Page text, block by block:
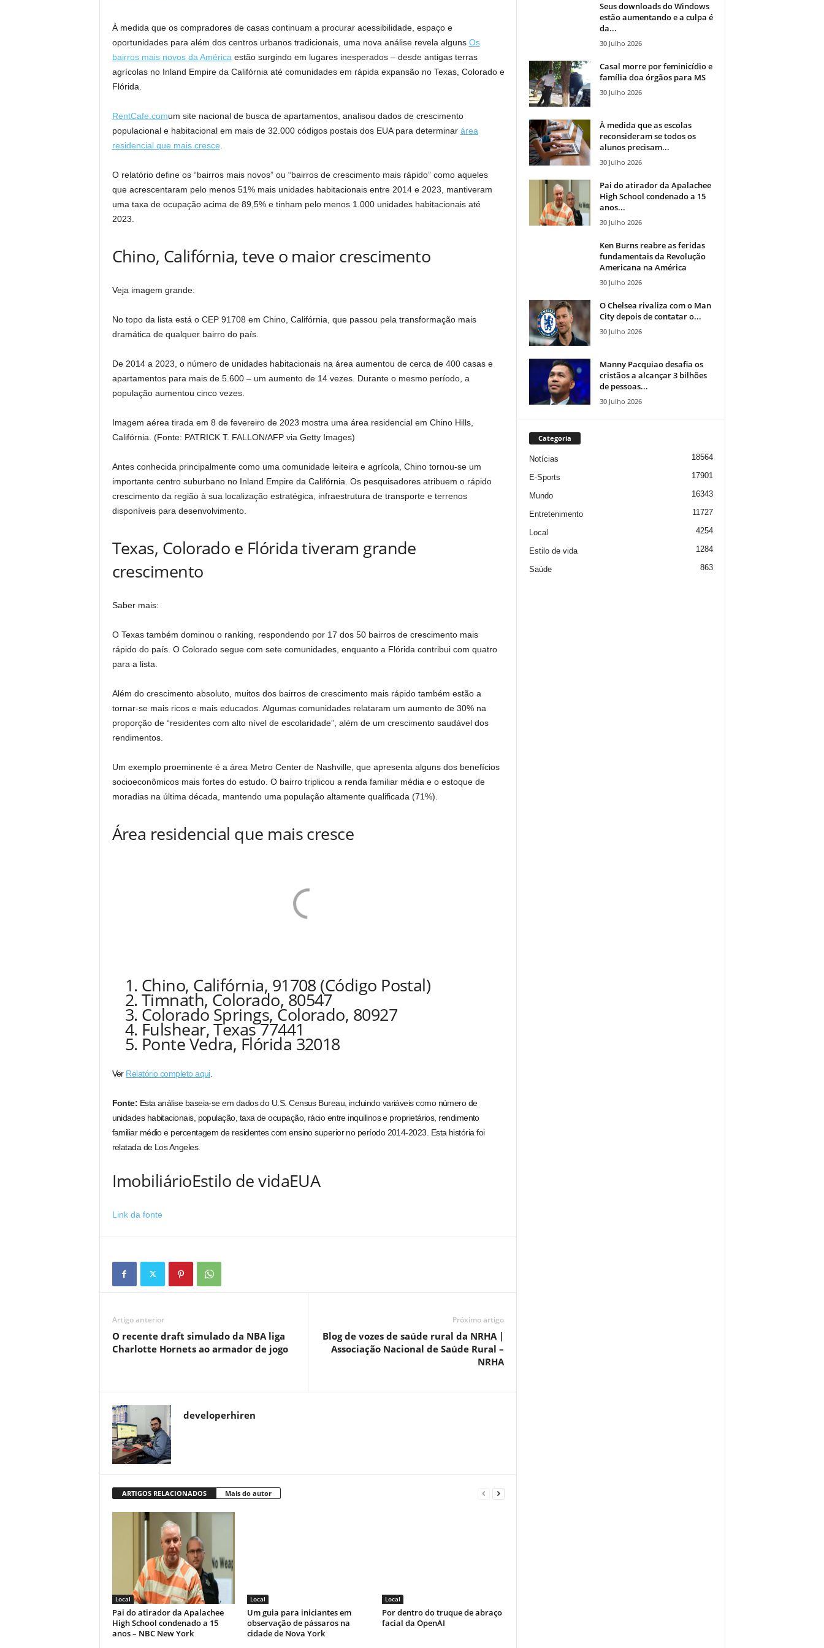
À medida que os compradores de casas continuam a procurar acessibilidade, espaço e
oportunidades para além dos centros urbanos tradicionais, uma nova análise revela alguns Os
bairros mais novos da América estão surgindo em lugares inesperados – desde antigas terras
agrícolas no Inland Empire da Califórnia até comunidades em rápida expansão no Texas, Colorado e
Flórida.
RentCafe.comum site nacional de busca de apartamentos, analisou dados de crescimento
populacional e habitacional em mais de 32.000 códigos postais dos EUA para determinar área
residencial que mais cresce
O relatório define os “bairros mais novos” ou “bairros de crescimento mais rápido” como aqueles
que acrescentaram pelo menos 51% mais unidades habitacionais entre 2014 e 2023, mantiveram
uma taxa de ocupação acima de 89,5% e tinham pelo menos 1.000 unidades habitacionais até
2023.
Chino, Califórnia, teve o maior crescimento
Veja imagem grande:
No topo da lista está o CEP 91708 em Chino, Califórnia, que passou pela transformação mais
dramática de qualquer bairro do país.
De 2014 a 2023, o número de unidades habitacionais na área aumentou de cerca de 400 casas e
apartamentos para mais de 5.600 – um aumento de 14 vezes. Durante o mesmo período, a
população aumentou cinco vezes.
Imagem aérea tirada em 8 de fevereiro de 2023 mostra uma área residencial em Chino Hills,
Califórnia. (Fonte: PATRICK T. FALLON/AFP via Getty Images)
Antes conhecida principalmente como uma comunidade leiteira e agrícola, Chino tornou-se um
importante centro suburbano no Inland Empire da Califórnia. Os pesquisadores atribuem o rápido
crescimento da região à sua localização estratégica, infraestrutura de transporte e terrenos
disponíveis para desenvolvimento.
Texas, Colorado e Flórida tiveram grande
crescimento
Saber mais:
O Texas também dominou o ranking, respondendo por 17 dos 50 bairros de crescimento mais
rápido do país. O Colorado segue com sete comunidades, enquanto a Flórida contribui com quatro
para a lista.
Além do crescimento absoluto, muitos dos bairros de crescimento mais rápido também estão a
tornar-se mais ricos e mais educados. Algumas comunidades relataram um aumento de 30% na
proporção de “residentes com alto nível de escolaridade”, além de um crescimento saudável dos
rendimentos.
Um exemplo proeminente é a área Metro Center de Nashville, que apresenta alguns dos benefícios
socioeconômicos mais fortes do estudo. O bairro triplicou a renda familiar média e o estoque de
moradias na última década, mantendo uma população altamente qualificada (71%).
Área residencial que mais cresce
Chino, Califórnia, 91708 (Código Postal)
Timnath, Colorado, 80547
Colorado Springs, Colorado, 80927
Fulshear, Texas 77441
Ponte Vedra, Flórida 32018
Ver Relatório completo aqui.
Fonte: Esta análise baseia-se em dados do U.S. Census Bureau, incluindo variáveis ​​como número de
unidades habitacionais, população, taxa de ocupação, rácio entre inquilinos e proprietários, rendimento
familiar médio e percentagem de residentes com ensino superior no período 2014-2023. Esta história foi
relatada de Los Angeles.
ImobiliárioEstilo de vidaEUA
Link da fonte
Artigo anterior
O recente draft simulado da NBA liga
Charlotte Hornets ao armador de jogo
Próximo artigo
Blog de vozes de saúde rural da NRHA |
Associação Nacional de Saúde Rural –
NRHA
developerhiren
ARTIGOS RELACIONADOS Mais do autor
Local
Pai do atirador da Apalachee
High School condenado a 15
anos – NBC New York
Local
Um guia para iniciantes em
observação de pássaros na
cidade de Nova York
Local
Por dentro do truque de abraço
facial da OpenAI
Seus downloads do Windows
estão aumentando e a culpa é
da...
30 Julho 2026
Casal morre por feminicídio e
família doa órgãos para MS
30 Julho 2026
À medida que as escolas
reconsideram se todos os
alunos precisam...
30 Julho 2026
Pai do atirador da Apalachee
High School condenado a 15
anos...
30 Julho 2026
Ken Burns reabre as feridas
fundamentais da Revolução
Americana na América
30 Julho 2026
O Chelsea rivaliza com o Man
City depois de contatar o...
30 Julho 2026
Manny Pacquiao desafia os
cristãos a alcançar 3 bilhões
de pessoas...
30 Julho 2026
Categoria
Notícias 18564
E-Sports 17901
Mundo 16343
Entretenimento 11727
Local 4254
Estilo de vida 1284
Saúde 863